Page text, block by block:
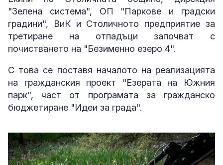
"Зелена система", ОП "Паркове и градски
градини", ВиК и Столичното предприятие за
третиране на отпадъци започват с
почистването на "Безименно езеро 4".
С това се поставя началото на реализацията
на гражданския проект "Езерата на Южния
парк", част от програмата за гражданско
бюджетиране "Идеи за града".